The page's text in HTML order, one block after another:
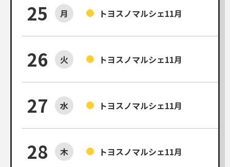
25 月 トヨスノマルシェ11月
26 火 トヨスノマルシェ11月
27 水 トヨスノマルシェ11月
28 木 トヨスノマルシェ11月